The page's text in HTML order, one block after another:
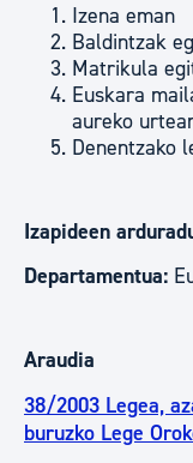
Izena eman
Baldintzak
Matrikula
Euskara
aureko
Denentzako
Izapideen
Departamentua:
Araudia
38/2003 Legea,
buruzko Lege